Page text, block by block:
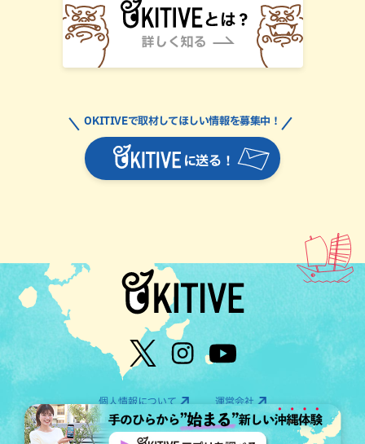
に送る！
OKITIVEで取材してほしい情報を募集中！
個人情報について 運営会社
©OTV CO.,LTD All Rights Reserved.